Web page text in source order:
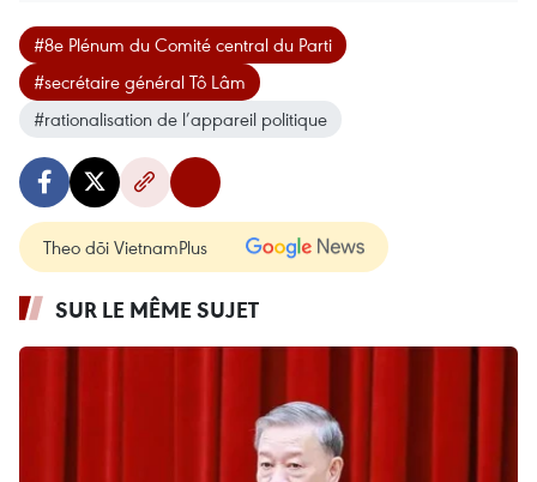
#8e Plénum du Comité central du Parti
#secrétaire général Tô Lâm
#rationalisation de l’appareil politique
Theo dõi VietnamPlus
SUR LE MÊME SUJET